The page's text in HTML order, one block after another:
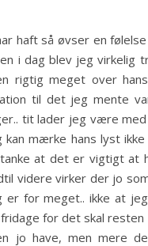
haft så øvser en
i dag blev jeg virkelig
rigtig meget over hans
til det jeg mente
tit lader jeg være
kan mærke hans lyst
at det er vigtigt at
videre virker der jo
er for meget.. ikke at
for det skal resten
jo have, men mere